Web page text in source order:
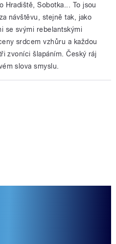
Hradiště, Sobotka... To jsou
návštěvu, stejně tak, jako
se svými rebelantskými
srdcem vzhůru a každou
zvoníci šlapáním. Český ráj
slova smyslu.